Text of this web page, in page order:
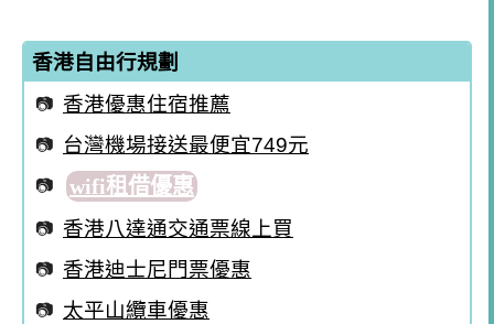
香港自由行規劃
香港優惠住宿推薦
台灣機場接送最便宜749元
wifi租借優惠
香港八達通交通票線上買
香港迪士尼門票優惠
太平山纜車優惠